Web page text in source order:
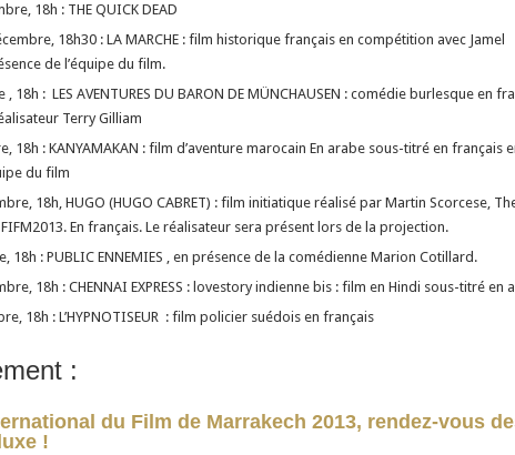
18h : THE QUICK DEAD
18h30 : LA MARCHE : film historique français en compétition avec Jamel
de l’équipe du film.
18h : LES AVENTURES DU BARON DE MÜNCHAUSEN : comédie burlesque en
Terry Gilliam
18h : KANYAMAKAN : film d’aventure marocain En arabe sous-titré en français
du film
18h, HUGO (HUGO CABRET) : film initiatique réalisé par Martin Scorcese,
En français. Le réalisateur sera présent lors de la projection.
18h : PUBLIC ENNEMIES , en présence de la comédienne Marion Cotillard.
18h : CHENNAI EXPRESS : lovestory indienne bis : film en Hindi sous-titré en
18h : L’HYPNOTISEUR : film policier suédois en français
:
du Film de Marrakech 2013, rendez-vous
!